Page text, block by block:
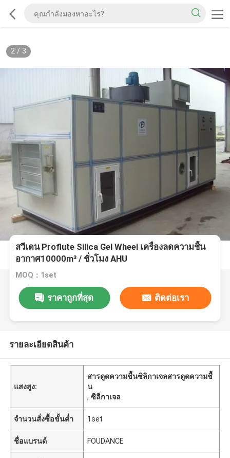
2/ 3
สวีเดน Proflute Silica Gel Wheel เครื่องลดความชื้น
อากาศ10000m³ / ชั่วโมง AHU
MOQ：1set
ราคาถูกที่สุด ติดต่อเรา
รายละเอียดสินค้า
แสงสูง:
สารดูดความชื้นซิลิกาเจลสารดูดความชื้
น
,ซิลิกาเจล
จำนวนสั่งซื้อขั้นต่ำ 1set
ชื่อแบรนด์ FOUDANCE